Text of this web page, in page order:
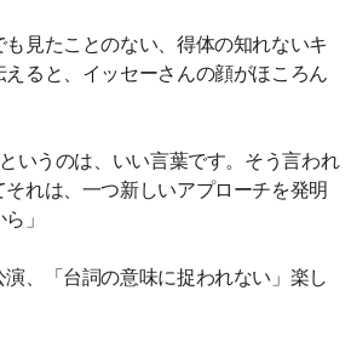
見たことのない、得体の知れないキ
ると、イッセーさんの顔がほころん
いうのは、いい言葉です。そう言われ
れは、一つ新しいアプローチを発明
」
、「台詞の意味に捉われない」楽し